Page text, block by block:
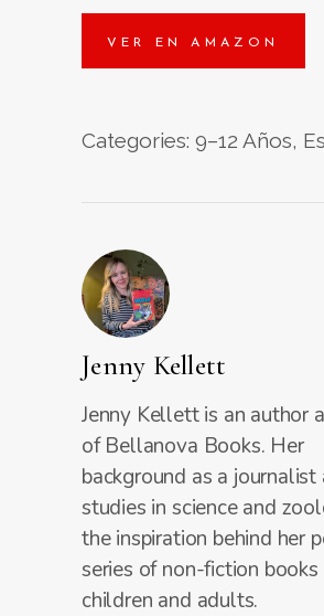
VER EN AMAZON
Categories: 9–12 Años,
Jenny Kellett
Jenny Kellett is an author
of Bellanova Books. Her
background as a journalist
studies in science and
the inspiration behind her
series of non-fiction
children and adults.